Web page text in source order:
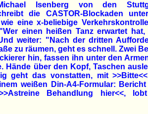
Isenberg von den
die CASTOR-Blockaden
eine x-beliebige
einen heißen Tanz erwartet hat,
weiter: "Nach der dritten
zu räumen, geht es schnell. Zwei
hin, fassen ihn unter den
Hände über den Kopf, Taschen
geht das vonstatten, mit
weißen Din-A4-Formular:
Behandlung hier<<,